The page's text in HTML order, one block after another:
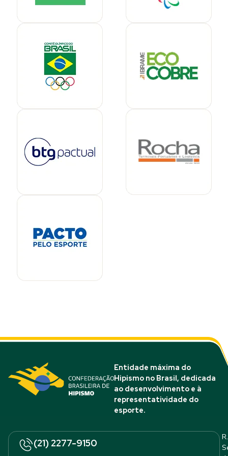
Entidade máxima do
Hipismo no Brasil, dedicada
ao desenvolvimento e à
representatividade do
esporte.
(21) 2277-9150
R.